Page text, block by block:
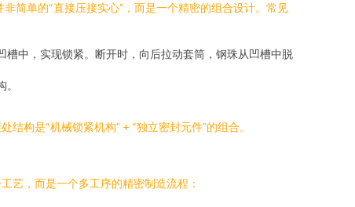
简单的“直接压接实心”，而是一个精密的组合设计。常见
中，实现锁紧。断开时，向后拉动套筒，钢珠从凹槽中脱
构是“机械锁紧机构” + “独立密封元件”的组合。
艺，而是一个多工序的精密制造流程：